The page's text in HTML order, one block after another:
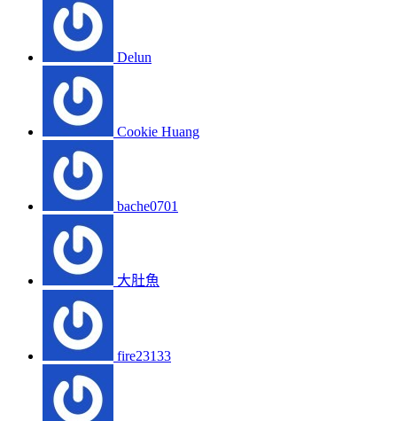
Delun
Cookie Huang
bache0701
大肚魚
fire23133